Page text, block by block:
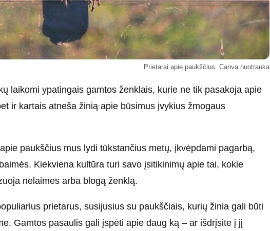
Prietarai apie paukščius. Canva nuotrauka
laikomi ypatingais gamtos ženklais, kurie ne tik pasakoja apie
ir kartais atneša žinią apie būsimus įvykius žmogaus
paukščius mus lydi tūkstančius metų, įkvėpdami pagarbą,
Kiekviena kultūra turi savo įsitikinimų apie tai, kokie
nelaimes arba blogą ženklą.
prietarus, susijusius su paukščiais, kurių žinia gali būti
Gamtos pasaulis gali įspėti apie daug ką – ar išdrįsite į jį